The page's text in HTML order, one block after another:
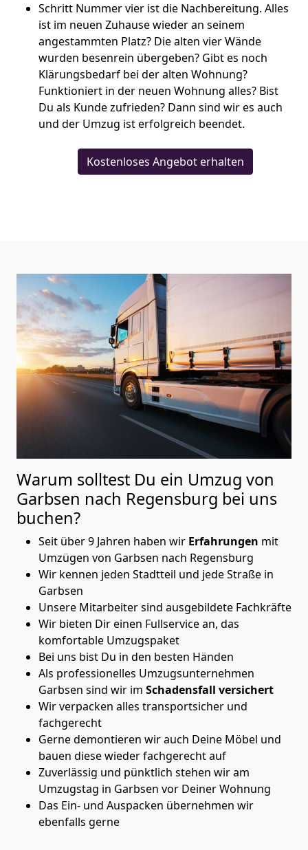
Schritt Nummer vier ist die Nachbereitung. Alles
ist im neuen Zuhause wieder an seinem
angestammten Platz? Die alten vier Wände
wurden besenrein übergeben? Gibt es noch
Klärungsbedarf bei der alten Wohnung?
Funktioniert in der neuen Wohnung alles? Bist
Du als Kunde zufrieden? Dann sind wir es auch
und der Umzug ist erfolgreich beendet.
Kostenloses Angebot erhalten
Warum solltest Du ein Umzug von
Garbsen nach Regensburg bei uns
buchen?
Seit über 9 Jahren haben wir Erfahrungen mit
Umzügen von Garbsen nach Regensburg
Wir kennen jeden Stadtteil und jede Straße in
Garbsen
Unsere Mitarbeiter sind ausgebildete Fachkräfte
Wir bieten Dir einen Fullservice an, das
komfortable Umzugspaket
Bei uns bist Du in den besten Händen
Als professionelles Umzugsunternehmen
Garbsen sind wir im Schadensfall versichert
Wir verpacken alles transportsicher und
fachgerecht
Gerne demontieren wir auch Deine Möbel und
bauen diese wieder fachgerecht auf
Zuverlässig und pünktlich stehen wir am
Umzugstag in Garbsen vor Deiner Wohnung
Das Ein- und Auspacken übernehmen wir
ebenfalls gerne